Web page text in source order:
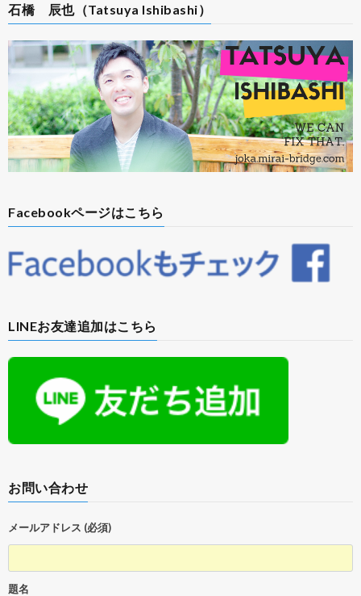
石橋 辰也（Tatsuya Ishibashi）
Facebookページはこちら
LINEお友達追加はこちら
お問い合わせ
メールアドレス (必須)
題名